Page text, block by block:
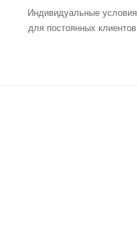
Индивидуальные условия
для постоянных клиентов